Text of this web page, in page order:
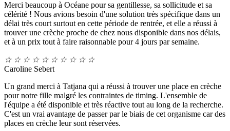
Merci beaucoup à Océane pour sa gentillesse, sa sollicitude et sa
célérité ! Nous avions besoin d'une solution très spécifique dans un
délai très court surtout en cette période de rentrée, et elle a réussi à
trouver une crèche proche de chez nous disponible dans nos délais,
et à un prix tout à faire raisonnable pour 4 jours par semaine.
☆ ☆ ☆ ☆ ☆ ☆ ☆ ☆ ☆ ☆
Caroline Sebert
Un grand merci à Tatjana qui a réussi à trouver une place en crèche
pour notre fille malgré les contraintes de timing. L'ensemble de
l'équipe a été disponible et très réactive tout au long de la recherche.
C'est un vrai avantage de passer par le biais de cet organisme car des
places en crèche leur sont réservées.